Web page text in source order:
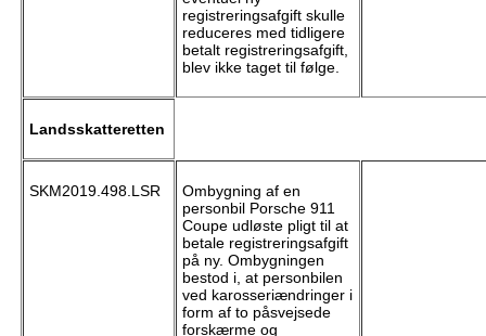
registreringsafgift skulle
reduceres med tidligere
betalt registreringsafgift,
blev ikke taget til følge.
Landsskatteretten
SKM2019.498.LSR
Ombygning af en
personbil Porsche 911
Coupe udløste pligt til at
betale registreringsafgift
på ny. Ombygningen
bestod i, at personbilen
ved karosseriændringer i
form af to påsvejsede
forskærme og